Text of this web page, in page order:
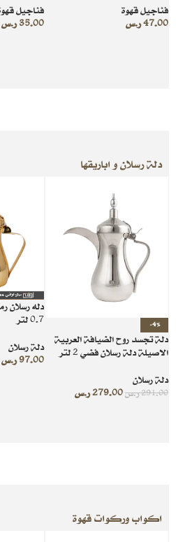
فناجيل قهوة
47.00ر.س
فناجيل
35.00 ر.س
دلة رسلان و اباريقها
-4%
دلة تجسد روح الضيافة العربية
الاصيلة دلة رسلان فضي 2 لتر
دلة رسلان
291.00ر.س279.00ر.س
دله رسلان
0.7 لتر
دلة رسلان
97.00ر.س
اكواب وركوات قهوة